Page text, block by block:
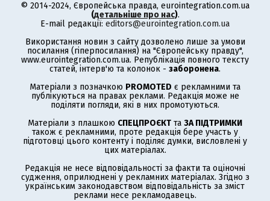
© 2014-2024, Європейська правда, eurointegration.com.ua
(детальніше про нас).
E-mail редакції: editors@eurointegration.com.ua
Використання новин з сайту дозволено лише за умови
посилання (гіперпосилання) на "Європейську правду",
www.eurointegration.com.ua. Републікація повного тексту
статей, інтерв'ю та колонок - заборонена.
Матеріали з позначкою PROMOTED є рекламними та
публікуються на правах реклами. Редакція може не
поділяти погляди, які в них промотуються.
Матеріали з плашкою СПЕЦПРОЄКТ та ЗА ПІДТРИМКИ
також є рекламними, проте редакція бере участь у
підготовці цього контенту і поділяє думки, висловлені у
цих матеріалах.
Редакція не несе відповідальності за факти та оціночні
судження, оприлюднені у рекламних матеріалах. Згідно з
українським законодавством відповідальність за зміст
реклами несе рекламодавець.